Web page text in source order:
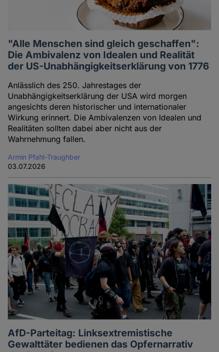
"Alle Menschen sind gleich geschaffen":
Die Ambivalenz von Idealen und Realität
der US-Unabhängigkeitserklärung von 1776
Anlässlich des 250. Jahrestages der
Unabhängigkeitserklärung der USA wird morgen
angesichts deren historischer und internationaler
Wirkung erinnert. Die Ambivalenzen von Idealen und
Realitäten sollten dabei aber nicht aus der
Wahrnehmung fallen.
Armin Pfahl-Traughber
03.07.2026
AfD-Parteitag: Linksextremistische
Gewalttäter bedienen das Opfernarrativ